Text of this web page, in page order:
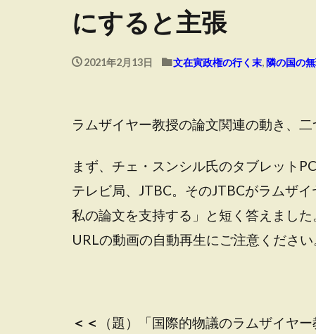
にすると主張
2021年2月13日 文在寅政権の行く末,隣の国の
ラムザイヤー教授の論文関連の動き、二
まず、チェ・スンシル氏のタブレット
テレビ局、JTBC。そのJTBCがラムザ
私の論文を支持する」と短く答えました
URLの動画の自動再生にご注意ください
＜＜ （題）「国際的物議のラムザイヤ